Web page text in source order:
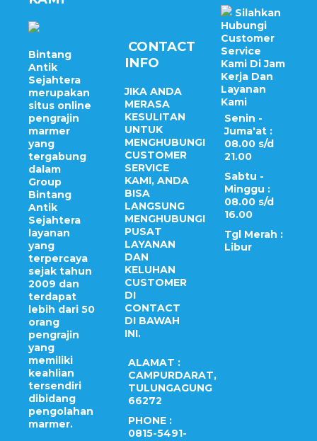
Bintang
Antik
Sejahtera
merupakan
situs online
pengrajin
marmer
yang
tergabung
dalam
Group
Bintang
Antik
Sejahtera
layanan
yang
terpercaya
sejak tahun
2009 dan
terdapat
lebih dari 50
orang
pengrajin
yang
memiliki
keahlian
tersendiri
dibidang
pengolahan
marmer.
CONTACT
INFO
JIKA ANDA
MERASA
KESULITAN
UNTUK
MENGHUBUNGI
CUSTOMER
SERVICE
KAMI, ANDA
BISA
LANGSUNG
MENGHUBUNGI
PUSAT
LAYANAN
DAN
KELUHAN
CUSTOMER
DI
CONTACT
DI BAWAH
INI.
ALAMAT :
CAMPURDARAT,
TULUNGAGUNG
66272
PHONE :
0815-5491-
Silahkan
Hubungi
Customer
Service
Kami Di Jam
Kerja Dan
Layanan
Kami
Senin -
Juma'at :
08.00 s/d
21.00
Sabtu -
Minggu :
08.00 s/d
16.00
Tgl Merah :
Libur